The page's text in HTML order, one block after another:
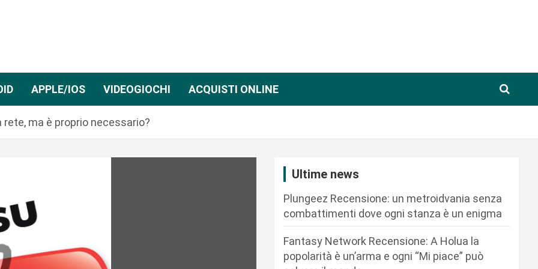
APPLE/IOS VIDEOGIOCHI ACQUISTI ONLINE
ma è proprio necessario?
Ultime news
Plungeez Recensione: un metroidvania senza
combattimenti dove ogni stanza è un enigma
Fantasy Network Recensione: A Holua la
popolarità è un’arma e ogni “Mi piace” può